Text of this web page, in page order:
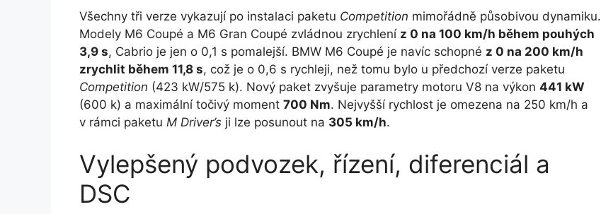
Všechny tři verze vykazují po instalaci paketu Competition mimořádně působivou dynamiku.
Modely M6 Coupé a M6 Gran Coupé zvládnou zrychlení z 0 na 100 km/h během pouhých
3,9 s, Cabrio je jen o 0,1 s pomalejší. BMW M6 Coupé je navíc schopné z 0 na 200 km/h
zrychlit během 11,8 s, což je o 0,6 s rychleji, než tomu bylo u předchozí verze paketu
Competition (423 kW/575 k). Nový paket zvyšuje parametry motoru V8 na výkon 441 kW
(600 k) a maximální točivý moment 700 Nm. Nejvyšší rychlost je omezena na 250 km/h a
v rámci paketu M Driver’s ji lze posunout na 305 km/h.
Vylepšený podvozek, řízení, diferenciál a
DSC